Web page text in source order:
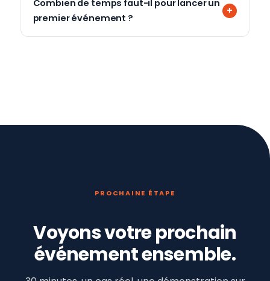
Combien de temps faut-il pour lancer un
premier événement ?
PROCHAINE ÉTAPE
Voyons votre prochain
événement ensemble.